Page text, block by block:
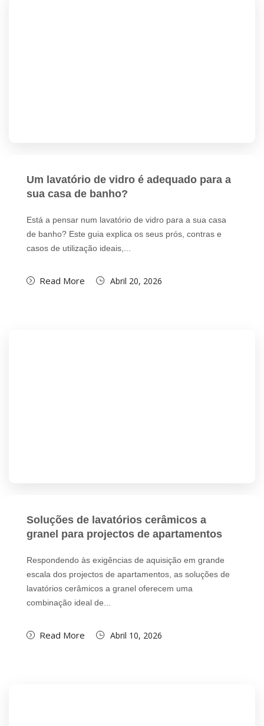
Um lavatório de vidro é adequado para a
sua casa de banho?
Está a pensar num lavatório de vidro para a sua casa
de banho? Este guia explica os seus prós, contras e
casos de utilização ideais,...
Read More Abril 20, 2026
Soluções de lavatórios cerâmicos a
granel para projectos de apartamentos
Respondendo às exigências de aquisição em grande
escala dos projectos de apartamentos, as soluções de
lavatórios cerâmicos a granel oferecem uma
combinação ideal de...
Read More Abril 10, 2026